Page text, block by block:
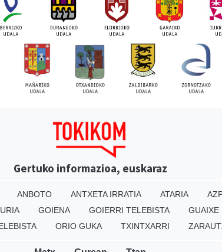
Gertuko informazioa, euskaraz
ANBOTO ANTXETA IRRATIA ATARIA
GOIENA GOIERRI TELEBISTA
GUAIXE
ORIO GUKA TXINTXARRI